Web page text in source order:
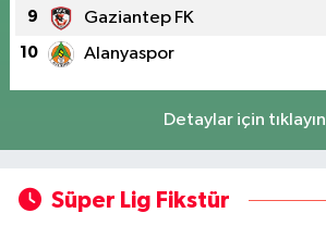
9 Gaziantep FK
10 Alanyaspor
Detaylar için tıklayın
Süper Lig Fikstür